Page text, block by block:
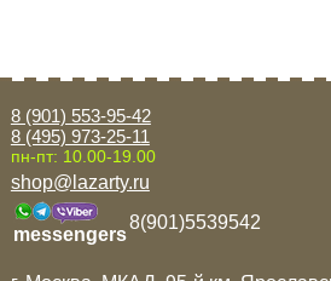
8 (901) 553-95-42
8 (495) 973-25-11
пн-пт: 10.00-19.00
shop@lazarty.ru
messengers
8(901)5539542